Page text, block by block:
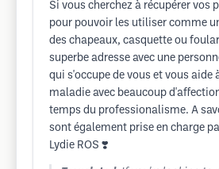
Si vous cherchez à récupérer vos
pour pouvoir les utiliser comme
des chapeaux, casquette ou
superbe adresse avec une
qui s'occupe de vous et vous aide
maladie avec beaucoup
temps du professionalisme. A
sont également prise en charge
Lydie ROS ❣️